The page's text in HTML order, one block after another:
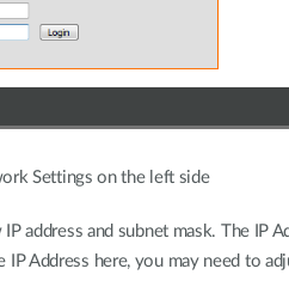
Settings on the left side
address and subnet mask. The IP
Address here, you may need to